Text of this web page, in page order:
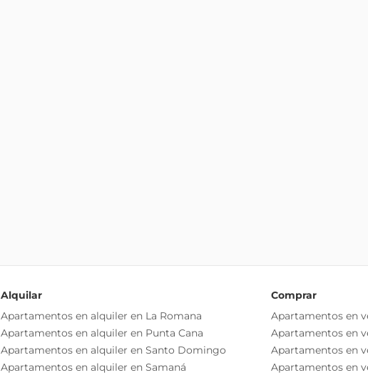
Alquilar
Apartamentos en alquiler en La Romana
Apartamentos en alquiler en Punta Cana
Apartamentos en alquiler en Santo Domingo
Apartamentos en alquiler en Samaná
Comprar
Apartamentos en
Apartamentos en
Apartamentos en
Apartamentos en